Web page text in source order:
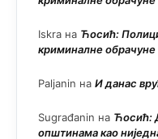
Iskra на Ћосић:
криминалне обрачуне
Paljanin на И данас
Sugrađanin на Ћосић:
општинама као